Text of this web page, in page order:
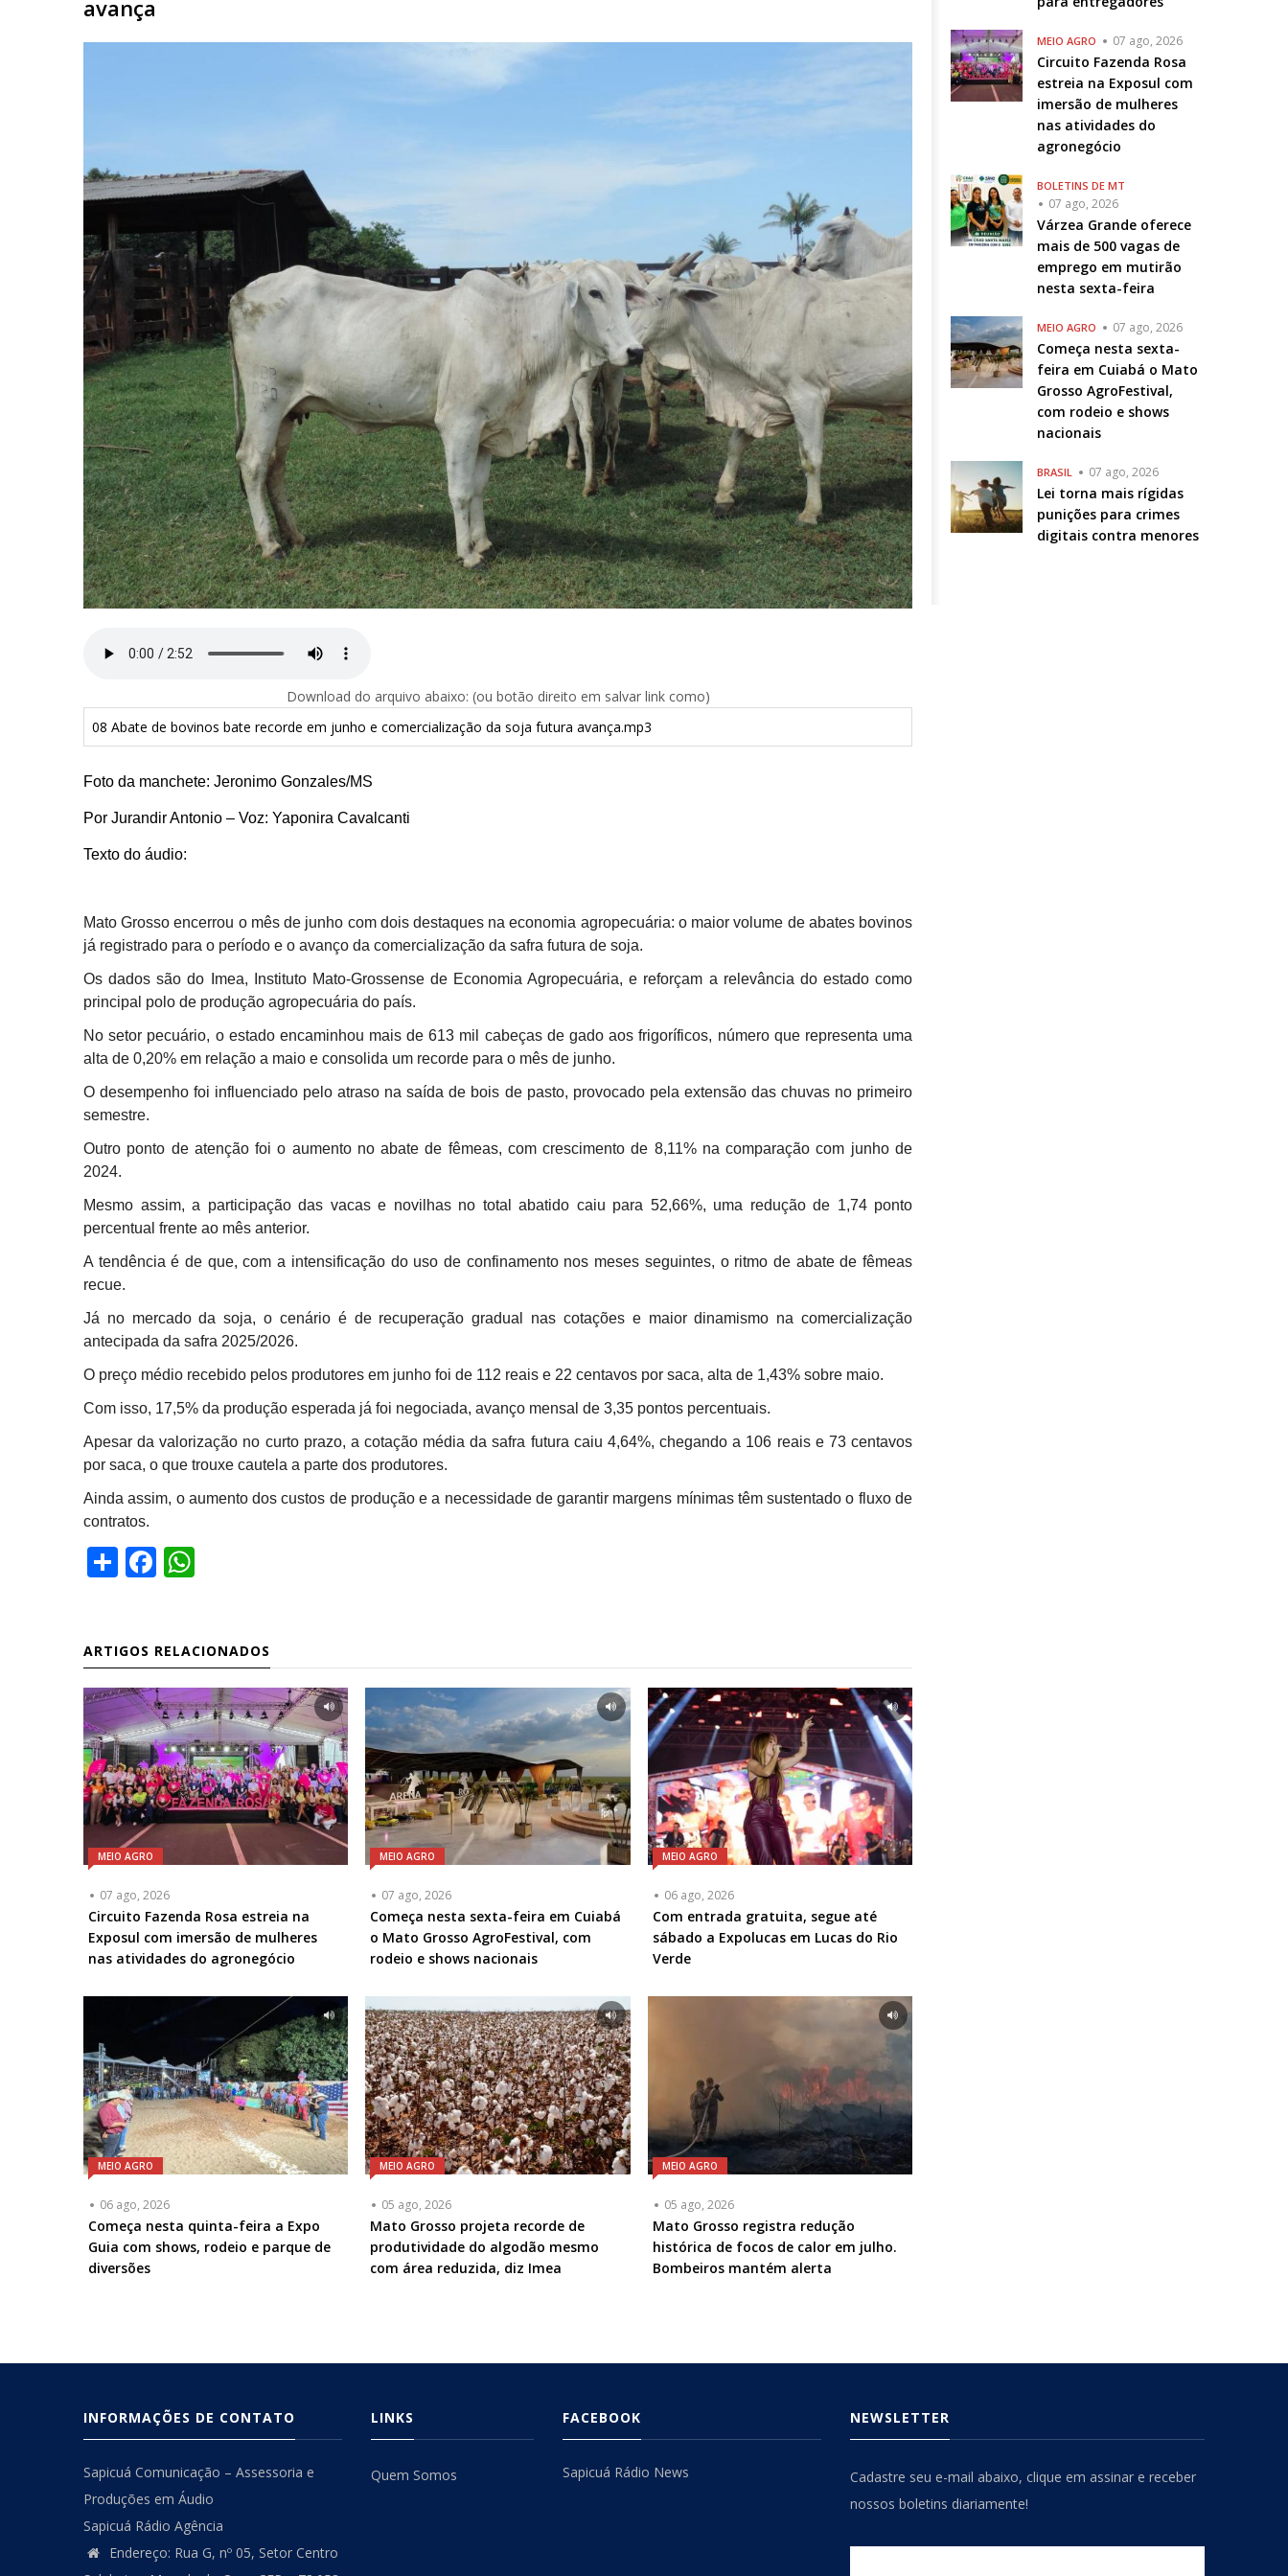
avança
Download do arquivo abaixo: (ou botão direito em salvar link como)
08 Abate de bovinos bate recorde em junho e comercialização da soja futura avança.mp3
Foto da manchete: Jeronimo Gonzales/MS
Por Jurandir Antonio – Voz: Yaponira Cavalcanti
Texto do áudio:
Mato Grosso encerrou o mês de junho com dois destaques na economia agropecuária: o maior volume de abates bovinos
já registrado para o período e o avanço da comercialização da safra futura de soja.
Os dados são do Imea, Instituto Mato-Grossense de Economia Agropecuária, e reforçam a relevância do estado como
principal polo de produção agropecuária do país.
No setor pecuário, o estado encaminhou mais de 613 mil cabeças de gado aos frigoríficos, número que representa uma
alta de 0,20% em relação a maio e consolida um recorde para o mês de junho.
O desempenho foi influenciado pelo atraso na saída de bois de pasto, provocado pela extensão das chuvas no primeiro
semestre.
Outro ponto de atenção foi o aumento no abate de fêmeas, com crescimento de 8,11% na comparação com junho de
2024.
Mesmo assim, a participação das vacas e novilhas no total abatido caiu para 52,66%, uma redução de 1,74 ponto
percentual frente ao mês anterior.
A tendência é de que, com a intensificação do uso de confinamento nos meses seguintes, o ritmo de abate de fêmeas
recue.
Já no mercado da soja, o cenário é de recuperação gradual nas cotações e maior dinamismo na comercialização
antecipada da safra 2025/2026.
O preço médio recebido pelos produtores em junho foi de 112 reais e 22 centavos por saca, alta de 1,43% sobre maio.
Com isso, 17,5% da produção esperada já foi negociada, avanço mensal de 3,35 pontos percentuais.
Apesar da valorização no curto prazo, a cotação média da safra futura caiu 4,64%, chegando a 106 reais e 73 centavos
por saca, o que trouxe cautela a parte dos produtores.
Ainda assim, o aumento dos custos de produção e a necessidade de garantir margens mínimas têm sustentado o fluxo de
contratos.
ShareFacebook
ARTIGOS RELACIONADOS
MEIO AGRO
07 ago, 2026
Circuito Fazenda Rosa estreia na
Exposul com imersão de mulheres
nas atividades do agronegócio
MEIO AGRO
07 ago, 2026
Começa nesta sexta-feira em Cuiabá
o Mato Grosso AgroFestival, com
rodeio e shows nacionais
MEIO AGRO
06 ago, 2026
Com entrada gratuita, segue até
sábado a Expolucas em Lucas do Rio
Verde
MEIO AGRO
06 ago, 2026
Começa nesta quinta-feira a Expo
Guia com shows, rodeio e parque de
diversões
MEIO AGRO
05 ago, 2026
Mato Grosso projeta recorde de
produtividade do algodão mesmo
com área reduzida, diz Imea
MEIO AGRO
05 ago, 2026
Mato Grosso registra redução
histórica de focos de calor em julho.
Bombeiros mantém alerta
MEIO AGRO 07 ago, 2026
Circuito Fazenda Rosa
estreia na Exposul com
imersão de mulheres
nas atividades do
agronegócio
BOLETINS DE MT
07 ago, 2026
Várzea Grande oferece
mais de 500 vagas de
emprego em mutirão
nesta sexta-feira
MEIO AGRO 07 ago, 2026
Começa nesta sexta-
feira em Cuiabá o Mato
Grosso AgroFestival,
com rodeio e shows
nacionais
BRASIL 07 ago, 2026
Lei torna mais rígidas
punições para crimes
digitais contra menores
INFORMAÇÕES DE CONTATO
Sapicuá Comunicação – Assessoria e
Produções em Áudio
Sapicuá Rádio Agência
Endereço: Rua G, nº 05, Setor Centro
LINKS
Quem Somos
FACEBOOK
Sapicuá Rádio News
NEWSLETTER
Cadastre seu e-mail abaixo, clique em assinar e receber
nossos boletins diariamente!